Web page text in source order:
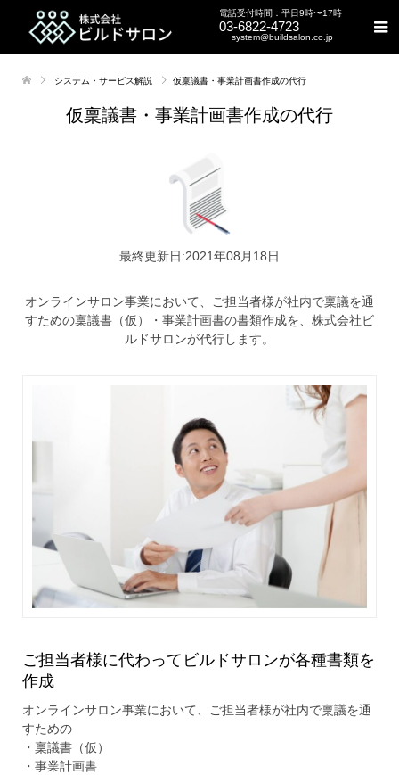
電話受付時間：平日9時〜17時
03-6822-4723
system@buildsalon.co.jp
システム・サービス解説 仮稟議書・事業計画書作成の代行
仮稟議書・事業計画書作成の代行
最終更新日:2021年08月18日
オンラインサロン事業において、ご担当者様が社内で稟議を通
すための稟議書（仮）・事業計画書の書類作成を、株式会社ビ
ルドサロンが代行します。
ご担当者様に代わってビルドサロンが各種書類を
作成
オンラインサロン事業において、ご担当者様が社内で稟議を通
すための
・稟議書（仮）
・事業計画書